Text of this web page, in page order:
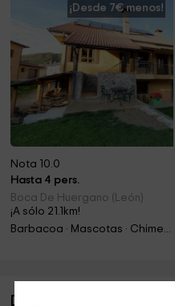
¡Desde 7€ menos!
Nota 10.0
Hasta 4 pers.
Boca De Huergano (León)
¡A sólo 21.1km!
Barbacoa · Mascotas · Chimenea
Descripción de El